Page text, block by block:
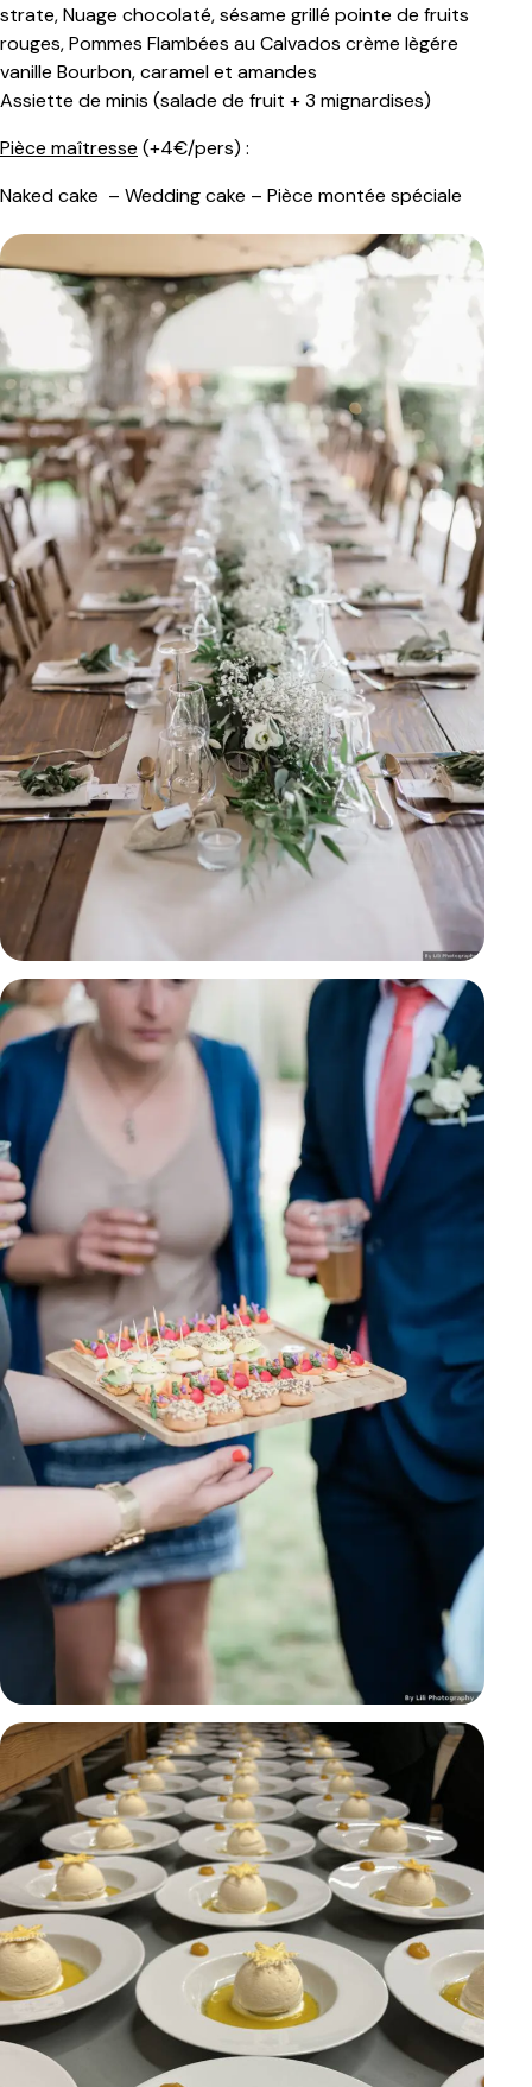
strate, Nuage chocolaté, sésame grillé pointe de fruits
rouges, Pommes Flambées au Calvados crème lègére
vanille Bourbon, caramel et amandes
Assiette de minis (salade de fruit + 3 mignardises)
Pièce maîtresse (+4€/pers) :
Naked cake – Wedding cake – Pièce montée spéciale